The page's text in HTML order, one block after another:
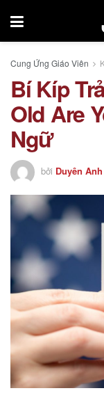
Cung Ứng Giáo Viên
Bí Kíp
Old Are
Ngữ
bởi Duyên